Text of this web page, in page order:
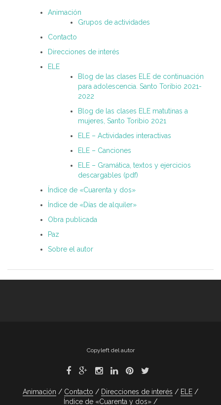
Animación
Grupos de actividades
Contacto
Direcciones de interés
ELE
Blog de las clases ELE de continuación
para adolescencia. Santo Toribio 2021-
2022
Blog de las clases ELE matutinas a
mujeres, Santo Toribio 2021
ELE – Actividades interactivas
ELE – Canciones
ELE – Gramática, textos y ejercicios
descargables (pdf)
Índice de «Cuarenta y dos»
Índice de «Días de alquiler»
Obra publicada
Paz
Sobre el autor
Copyleft del autor
Animación Contacto Direcciones de interés
ELE
Índice de «Cuarenta y dos»